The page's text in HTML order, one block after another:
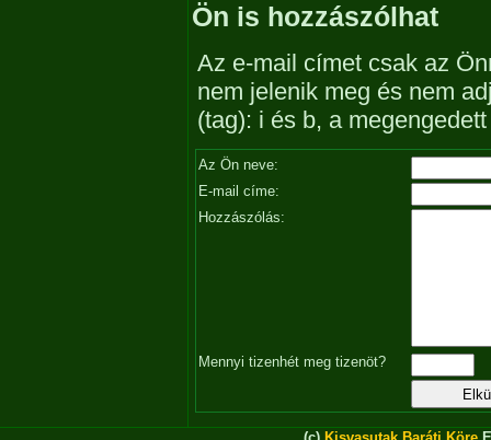
Ön is hozzászólhat
Az e-mail címet csak az
nem jelenik meg és nem
(tag): i és b, a
Az Ön neve:
E-mail címe:
Hozzászólás:
Mennyi tizenhét meg tizenöt?